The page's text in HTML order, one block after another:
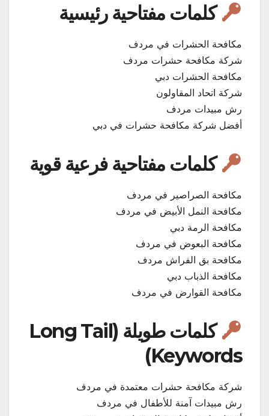
كلمات مفتاحية رئيسية
مكافحة الحشرات في مردف
شركة مكافحة حشرات مردف
مكافحة الحشرات دبي
شركة اتحاد المقاولون
رش مبيدات مردف
أفضل شركة مكافحة حشرات في دبي
كلمات مفتاحية فرعية قوية
مكافحة الصراصير في مردف
مكافحة النمل الأبيض في مردف
مكافحة الرمة دبي
مكافحة البعوض في مردف
مكافحة بق الفراش مردف
مكافحة الذباب دبي
مكافحة القوارض في مردف
كلمات طويلة (Long Tail
Keywords)
شركة مكافحة حشرات معتمدة في مردف
رش مبيدات آمنة للأطفال في مردف